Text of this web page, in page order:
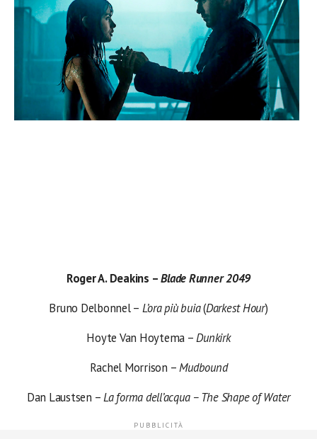
Roger A. Deakins –Blade Runner 2049
Bruno Delbonnel – L’ora più buia(Darkest Hour)
Hoyte Van Hoytema –Dunkirk
Rachel Morrison –Mudbound
Dan Laustsen –La forma dell’acqua – The Shape of Water